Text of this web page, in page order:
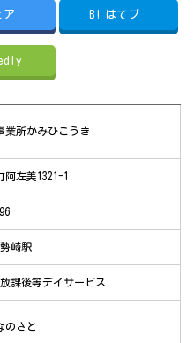
ア B! はてブ
業所かみひこうき
阿左美1321-1
崎駅
課後等デイサービス
のさと